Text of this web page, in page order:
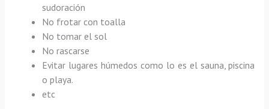
sudoración
No frotar con toalla
No tomar el sol
No rascarse
Evitar lugares húmedos como lo es el sauna, piscina
o playa.
etc